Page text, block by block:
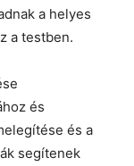
a helyes
a testben.
és
és a
segítenek